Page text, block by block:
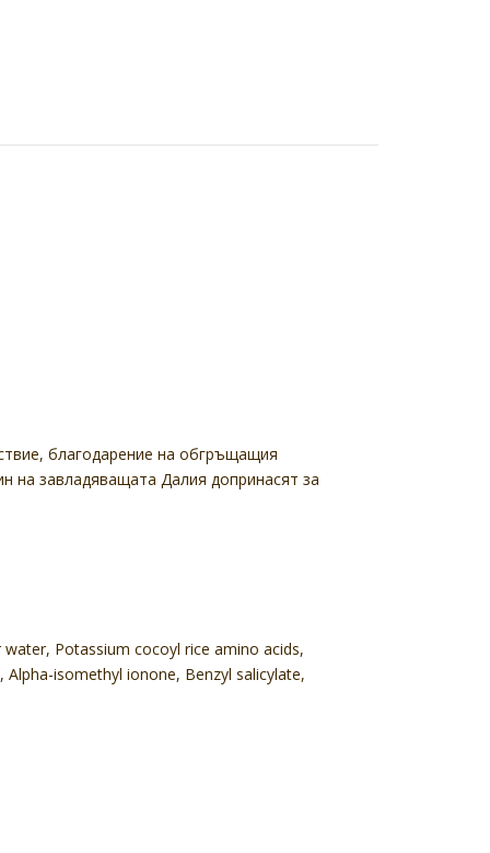
благодарение на обгръщащия
на завладяващата Далия допринасят за
Potassium cocoyl rice amino acids,
isomethyl ionone, Benzyl salicylate,